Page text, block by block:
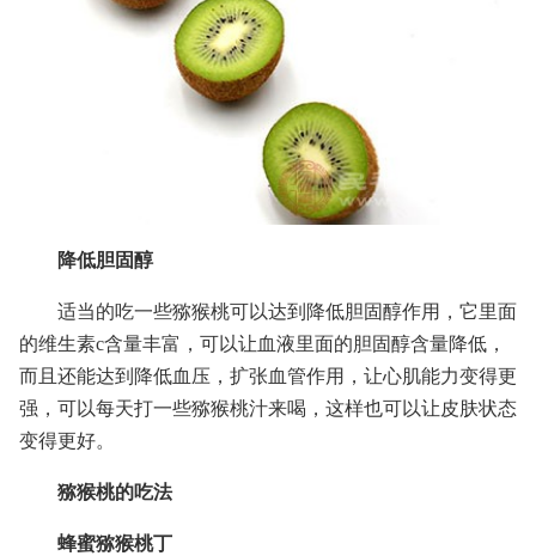
降低胆固醇
适当的吃一些猕猴桃可以达到降低胆固醇作用，它里面
的维生素c含量丰富，可以让血液里面的胆固醇含量降低，
而且还能达到降低血压，扩张血管作用，让心肌能力变得更
强，可以每天打一些猕猴桃汁来喝，这样也可以让皮肤状态
变得更好。
猕猴桃的吃法
蜂蜜猕猴桃丁